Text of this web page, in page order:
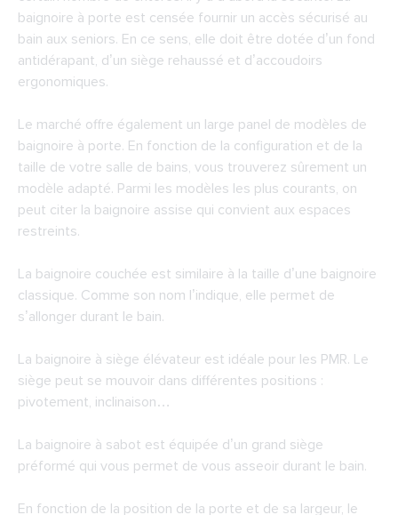
baignoire à porte est censée fournir un accès sécurisé au
bain aux seniors. En ce sens, elle doit être dotée d’un fond
antidérapant, d’un siège rehaussé et d’accoudoirs
ergonomiques.
Le marché offre également un large panel de modèles de
baignoire à porte. En fonction de la configuration et de la
taille de votre salle de bains, vous trouverez sûrement un
modèle adapté. Parmi les modèles les plus courants, on
peut citer la baignoire assise qui convient aux espaces
restreints.
La baignoire couchée est similaire à la taille d’une baignoire
classique. Comme son nom l’indique, elle permet de
s’allonger durant le bain.
La baignoire à siège élévateur est idéale pour les PMR. Le
siège peut se mouvoir dans différentes positions :
pivotement, inclinaison…
La baignoire à sabot est équipée d’un grand siège
préformé qui vous permet de vous asseoir durant le bain.
En fonction de la position de la porte et de sa largeur, le